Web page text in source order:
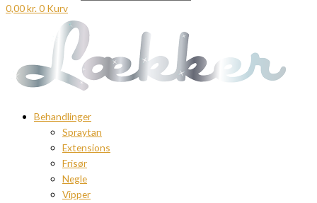
0,00kr.0 Kurv
Behandlinger
Spraytan
Extensions
Frisør
Negle
Vipper